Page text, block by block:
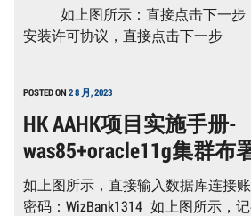
如上图所示：直接点击下一步
安装许可协议，直接点击下一步
POSTED ON 2 8 月, 2023
HK AAHK项目实施手册-
was85+oracle11g集群布
如上图所示，直接输入数据库连接账
密码：WizBank1314 如上图所示，